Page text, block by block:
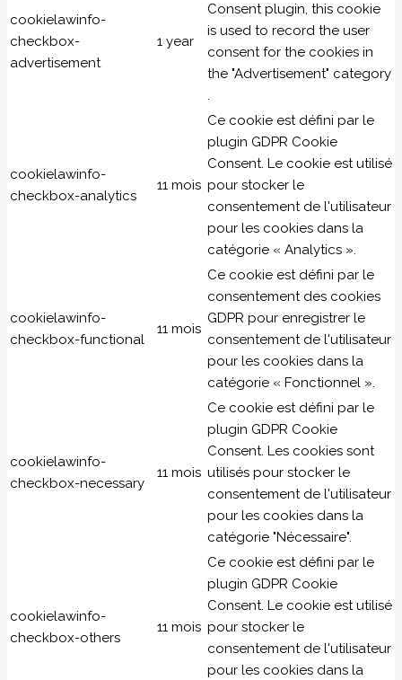
cookielawinfo-
checkbox-
advertisement
1 year
Consent plugin, this cookie
is used to record the user
consent for the cookies in
the "Advertisement" category
.
cookielawinfo-
checkbox-analytics
11 mois
Ce cookie est défini par le
plugin GDPR Cookie
Consent. Le cookie est utilisé
pour stocker le
consentement de l'utilisateur
pour les cookies dans la
catégorie « Analytics ».
cookielawinfo-
checkbox-functional
11 mois
Ce cookie est défini par le
consentement des cookies
GDPR pour enregistrer le
consentement de l'utilisateur
pour les cookies dans la
catégorie « Fonctionnel ».
cookielawinfo-
checkbox-necessary
11 mois
Ce cookie est défini par le
plugin GDPR Cookie
Consent. Les cookies sont
utilisés pour stocker le
consentement de l'utilisateur
pour les cookies dans la
catégorie "Nécessaire".
cookielawinfo-
checkbox-others
11 mois
Ce cookie est défini par le
plugin GDPR Cookie
Consent. Le cookie est utilisé
pour stocker le
consentement de l'utilisateur
pour les cookies dans la